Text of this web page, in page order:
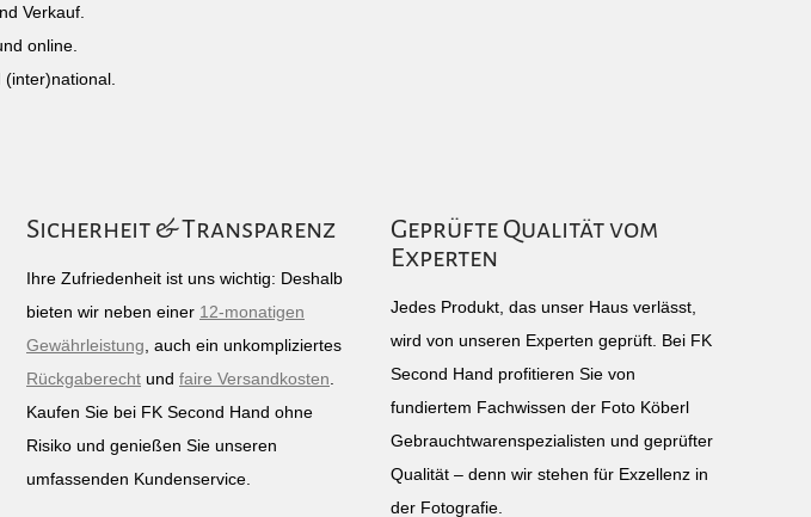
Verkauf.
online.
Sicherheit & Transparenz
Ihre Zufriedenheit ist uns wichtig: Deshalb
bieten wir neben einer 12-monatigen
Gewährleistung , auch ein unkompliziertes
Rückgaberecht und faire Versandkosten
Kaufen Sie bei FK Second Hand ohne
Risiko und genießen Sie unseren
umfassenden Kundenservice.
Geprüfte Qualität vom
Experten
Jedes Produkt, das unser Haus verlässt,
wird von unseren Experten geprüft. Bei FK
Second Hand profitieren Sie von
fundiertem Fachwissen der Foto Köberl
Gebrauchtwarenspezialisten und geprüfter
Qualität – denn wir stehen für Exzellenz in
der Fotografie.